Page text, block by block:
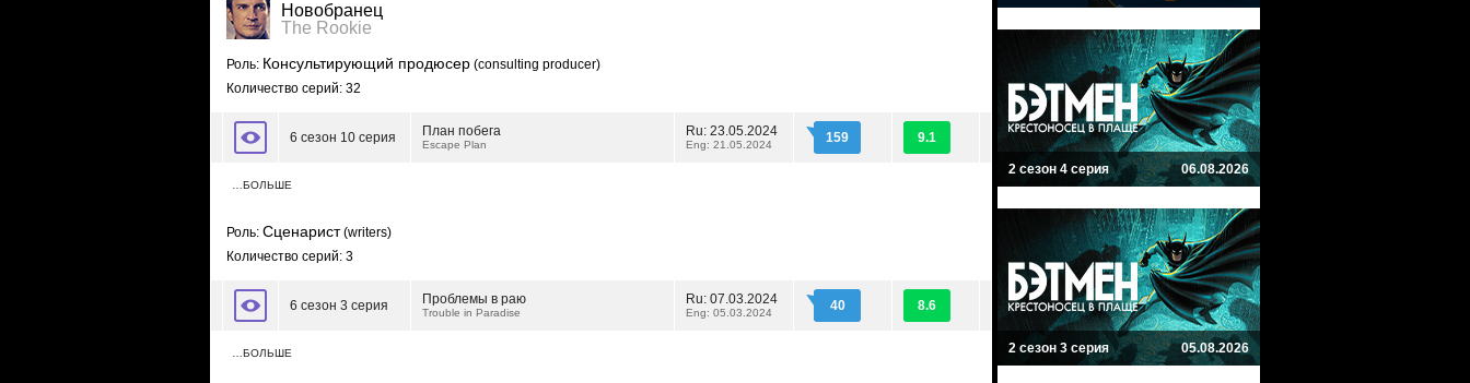
Новобранец
The Rookie
Роль: Консультирующий продюсер (consulting producer)
Количество серий: 32
6 сезон 10 серия План побега
Escape Plan
Ru: 23.05.2024
Eng: 21.05.2024 159 9.1
…БОЛЬШЕ
Роль: Сценарист(writers)
Количество серий: 3
6 сезон 3 серия Проблемы в раю
Trouble in Paradise
Ru: 07.03.2024
Eng: 05.03.2024 40 8.6
…БОЛЬШЕ
2 сезон 4 серия 06.08.2026
2 сезон 3 серия 05.08.2026